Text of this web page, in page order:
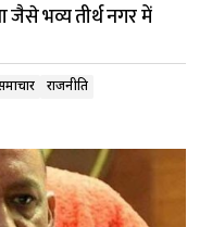
जैसे भव्य तीर्थ नगर में
राजनीति